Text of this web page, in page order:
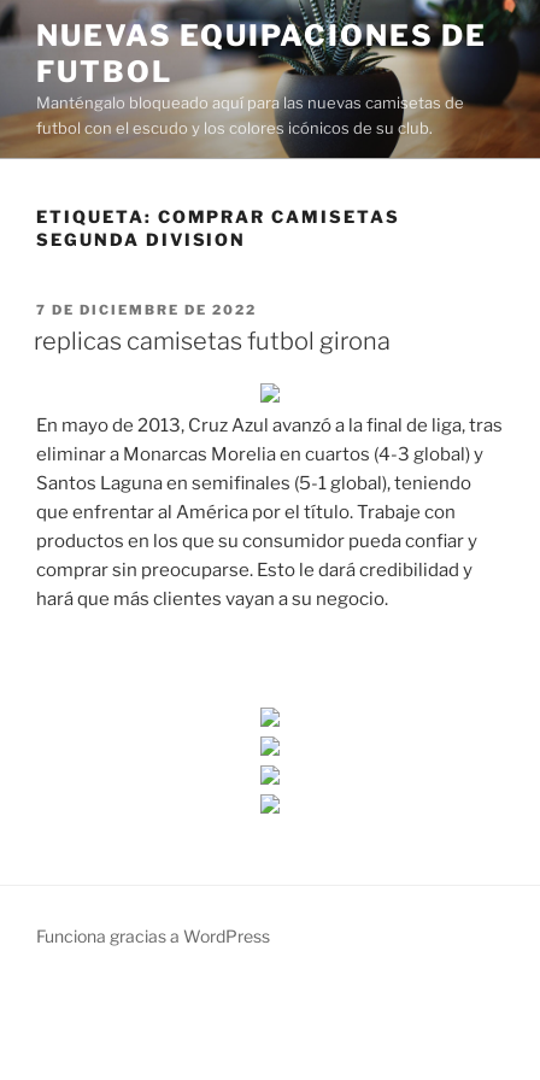
Saltar
al
contenido
NUEVAS EQUIPACIONES DE
FUTBOL
Manténgalo bloqueado aquí para las nuevas camisetas de
futbol con el escudo y los colores icónicos de su club.
ETIQUETA: COMPRAR CAMISETAS
SEGUNDA DIVISION
PUBLICADO
7 DE DICIEMBRE DE 2022
replicas camisetas futbol girona
En mayo de 2013, Cruz Azul avanzó a la final de liga, tras
eliminar a Monarcas Morelia en cuartos (4-3 global) y
Santos Laguna en semifinales (5-1 global), teniendo
que enfrentar al América por el título. Trabaje con
productos en los que su consumidor pueda confiar y
comprar sin preocuparse. Esto le dará credibilidad y
hará que más clientes vayan a su negocio.
Funciona gracias a WordPress